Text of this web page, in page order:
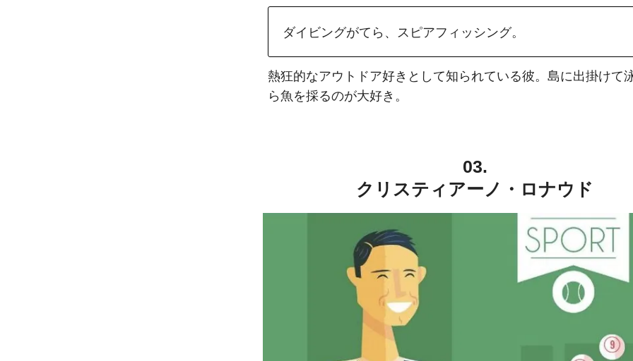
ダイビングがてら、スピアフィッシング。
熱狂的なアウトドア好きとして知られている彼。島に出掛けて
ら魚を採るのが大好き。
03.
クリスティアーノ・ロナウド